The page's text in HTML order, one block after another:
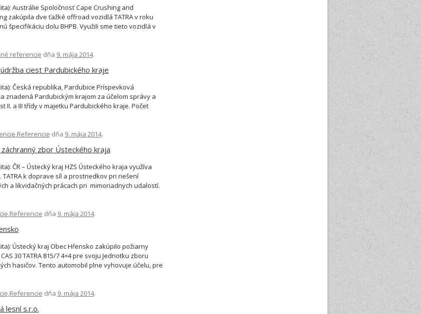
Austrálie Spoločnosť Cape Crushing and
zakúpila dve ťažké offroad vozidlá TATRA v roku
špecifikáciu dolu BHPB. Využili sme tieto vozidlá v
prostredí v horúcich v oblastiach Pilbary a
referencie dňa 9. mája 2014.
ciest Pardubického kraje
Česká republika, Pardubice Príspevková
zriadená Pardubickým krajom za účelom správy a
II. a III třídy v majetku Pardubického kraje. Počet
pre zimnú údržbu ciest, nástavby pre vysprávku
,Referencie dňa 9. mája 2014.
zbor Ústeckého kraja
ČR – Ústecký kraj HZS Ústeckého kraja využíva
TATRA k doprave síl a prostriedkov pri riešení
a likvidačných prácach pri mimoriadnych udalostí.
striekačka, AZ 37- automobilový rebrík, AP 27-
,Referencie dňa 9. mája 2014.
Ústecký kraj Obec Hřensko zakúpilo požiarny
30 TATRA 815/7 4×4 pre svoju Jednotku zboru
hasičov. Tento automobil plne vyhovuje účelu, pre
uhlov. Dôležitým prvkom je i celková výška pre
,Referencie dňa 9. mája 2014.
lesní s.r.o.